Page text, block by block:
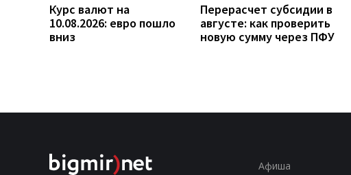
Курс валют на
10.08.2026: евро пошло
вниз
Перерасчет субсидии в
августе: как проверить
новую сумму через ПФУ
Афиша